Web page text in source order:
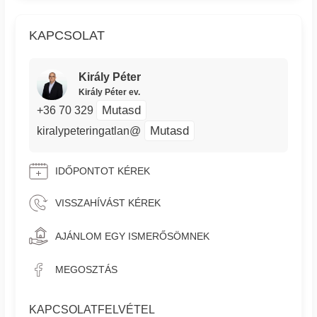
KAPCSOLAT
Király Péter
Király Péter ev.
+36 70 329 Mutasd
kiralypeteringatlan@ Mutasd
IDŐPONTOT KÉREK
VISSZAHÍVÁST KÉREK
AJÁNLOM EGY ISMERŐSÖMNEK
MEGOSZTÁS
KAPCSOLATFELVÉTEL